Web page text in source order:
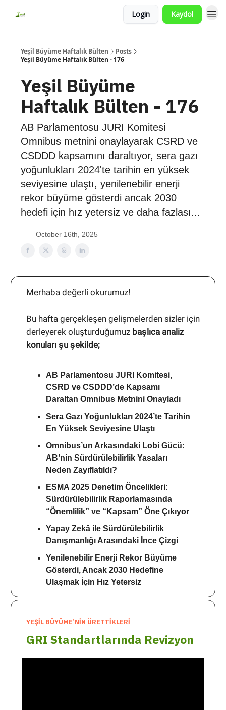
Login Kaydol
Yeşil Büyüme Haftalık Bülten
Posts
Yeşil Büyüme Haftalık Bülten - 176
Yeşil Büyüme
Haftalık Bülten - 176
AB Parlamentosu JURI Komitesi
Omnibus metnini onaylayarak CSRD ve
CSDDD kapsamını daraltıyor, sera gazı
yoğunlukları 2024'te tarihin en yüksek
seviyesine ulaştı, yenilenebilir enerji
rekor büyüme gösterdi ancak 2030
hedefi için hız yetersiz ve daha fazlası...
October 16th, 2025
Merhaba değerli okurumuz!
Bu hafta gerçekleşen gelişmelerden sizler için
derleyerek oluşturduğumuz başlıca analiz
konuları şu şekilde;
AB Parlamentosu JURI Komitesi,
CSRD ve CSDDD’de Kapsamı
Daraltan Omnibus Metnini Onayladı
Sera Gazı Yoğunlukları 2024’te Tarihin
En Yüksek Seviyesine Ulaştı
Omnibus’un Arkasındaki Lobi Gücü:
AB’nin Sürdürülebilirlik Yasaları
Neden Zayıflatıldı?
ESMA 2025 Denetim Öncelikleri:
Sürdürülebilirlik Raporlamasında
“Önemlilik” ve “Kapsam” Öne Çıkıyor
Yapay Zekâ ile Sürdürülebilirlik
Danışmanlığı Arasındaki İnce Çizgi
Yenilenebilir Enerji Rekor Büyüme
Gösterdi, Ancak 2030 Hedefine
Ulaşmak İçin Hız Yetersiz
YEŞİL BÜYÜME’NİN ÜRETTİKLERİ
GRI Standartlarında Revizyon